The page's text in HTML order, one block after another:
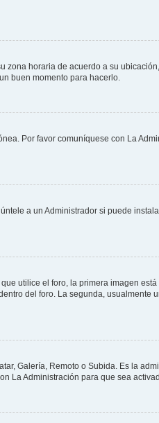
zona horaria de acuerdo a su
buen momento para hacerlo.
Por favor comuníquese con La
a un Administrador si puede
utilice el foro, la primera imagen
del foro. La segunda, usualmente
Galería, Remoto o Subida. Es la
La Administración para que sea